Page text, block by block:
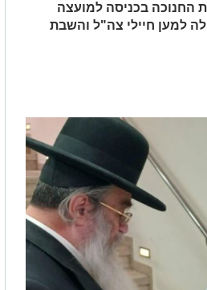
החנוכה בכניסה למועצה
למען חיילי צה"ל והשבת